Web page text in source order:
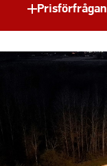
Prisförfrågan